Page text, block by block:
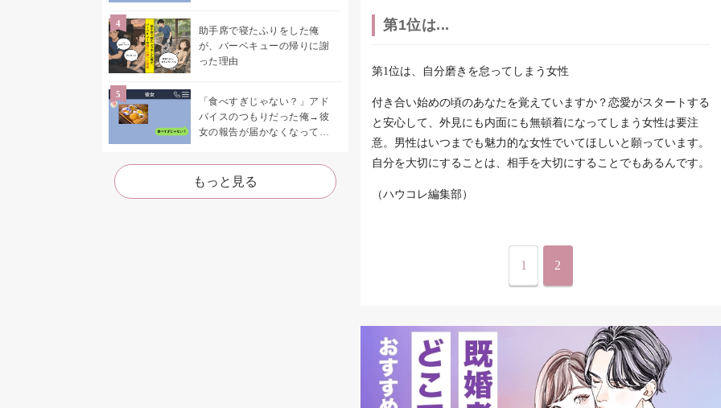
助手席で寝たふりをした俺
が、バーベキューの帰りに謝
った理由
「食べすぎじゃない？」アド
バイスのつもりだった俺→彼
女の報告が届かなくなって、
た
もっと見る
第1位は...
第1位は、自分磨きを怠ってしまう女性
付き合い始めの頃のあなたを覚えていますか？恋愛がスタートする
と安心して、外見にも内面にも無頓着になってしまう女性は要注
意。男性はいつまでも魅力的な女性でいてほしいと願っています。
自分を大切にすることは、相手を大切にすることでもあるんです。
（ハウコレ編集部）
1 2